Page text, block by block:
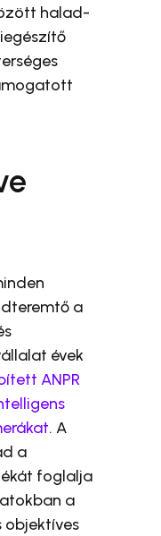
halad-
a
évek
ANPR
. A
a
foglalja
a
objektíves